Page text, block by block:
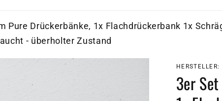
Pure Drückerbänke, 1x Flachdrückerbank 1x
- überholter Zustand
HERSTELLER:
3er